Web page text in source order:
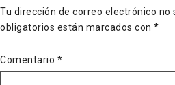
Tu dirección de correo electrónico no
obligatorios están marcados con *
Comentario *